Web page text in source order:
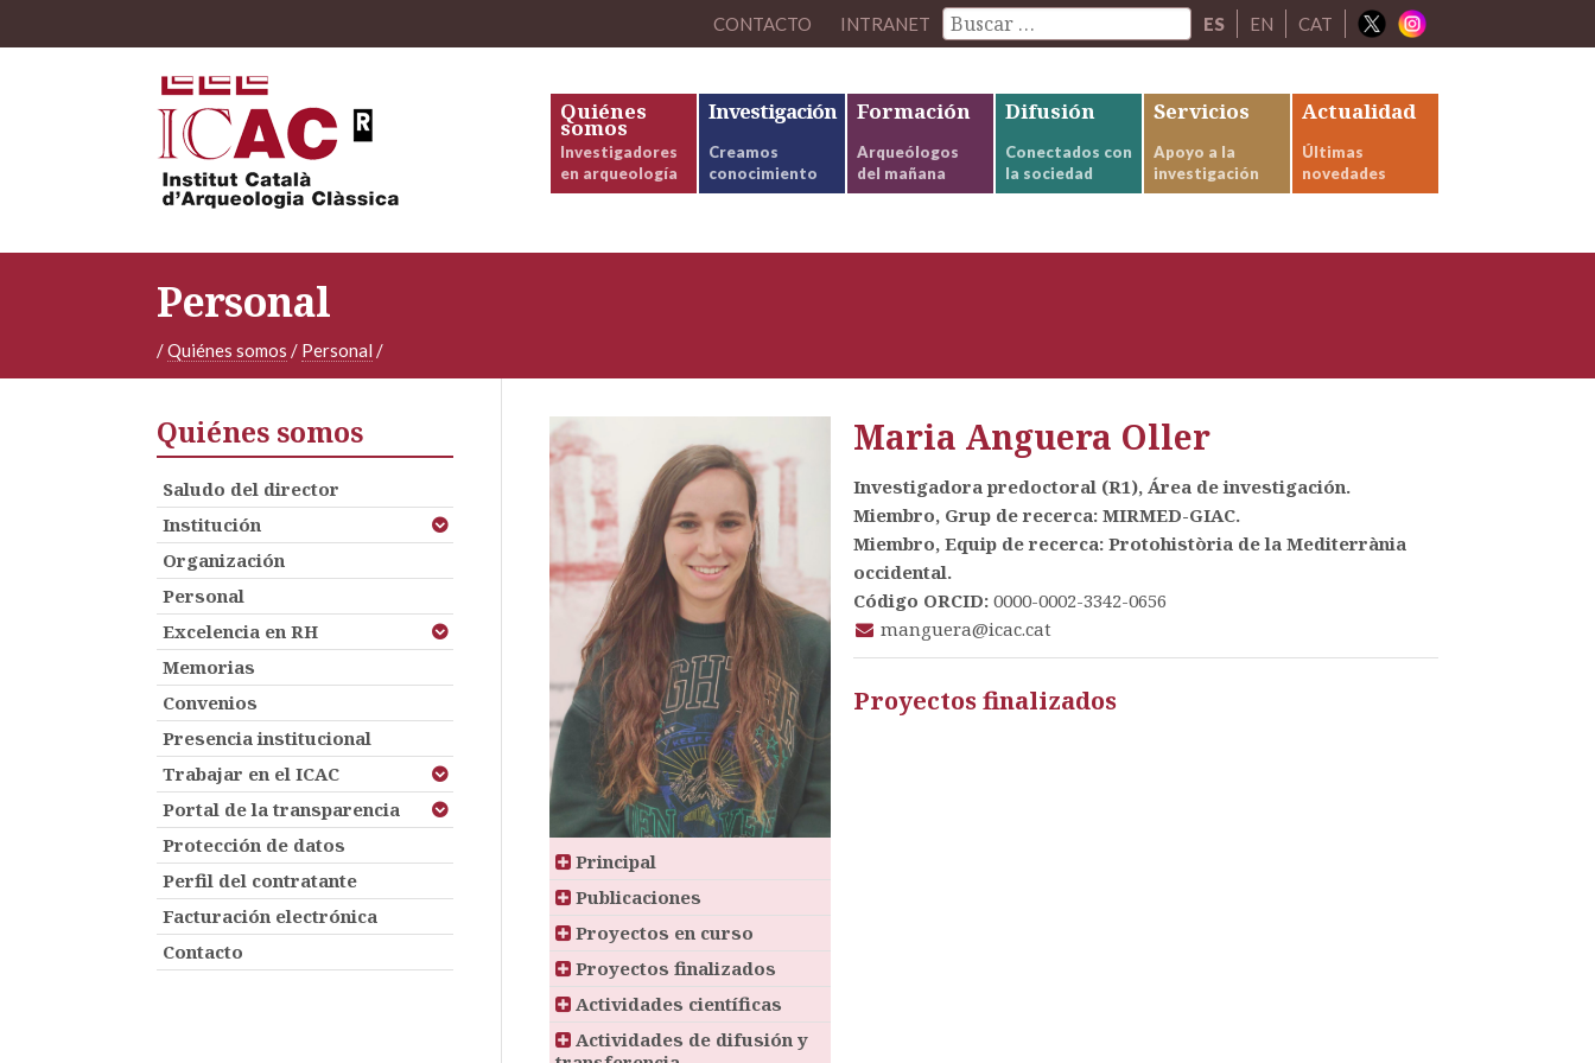
CONTACTO INTRANET ES EN CAT
Quiénes
somos
Investigadores
en arqueología
Investigación
Creamos
conocimiento
Formación
Arqueólogos
del mañana
Difusión
Conectados con
la sociedad
Servicios
Apoyo a la
investigación
Actualidad
Últimas
novedades
Personal
/Quiénes somos / Personal /
Principal
Publicaciones
Proyectos en curso
Proyectos finalizados
Actividades científicas
Actividades de difusión y
Maria Anguera Oller
Investigadora predoctoral (R1), Área de investigación.
Miembro, Grup de recerca: MIRMED-GIAC.
Miembro, Equip de recerca: Protohistòria de la Mediterrània
occidental.
Código ORCID: 0000-0002-3342-0656
manguera@icac.cat
Proyectos finalizados
Quiénes somos
Saludo del director
Institución
Organización
Personal
Excelencia en RH
Memorias
Convenios
Presencia institucional
Trabajar en el ICAC
Portal de la transparencia
Protección de datos
Perfil del contratante
Facturación electrónica
Contacto